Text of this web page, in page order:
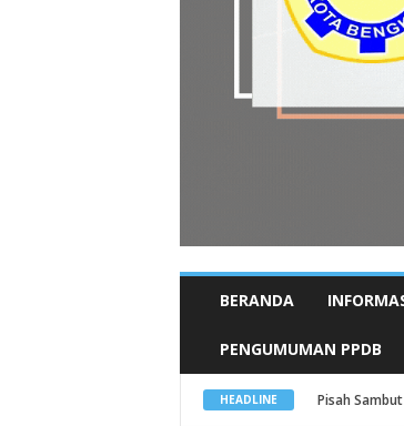
BERANDA
PENGUMUMAN PPDB
HEADLINE Pisah